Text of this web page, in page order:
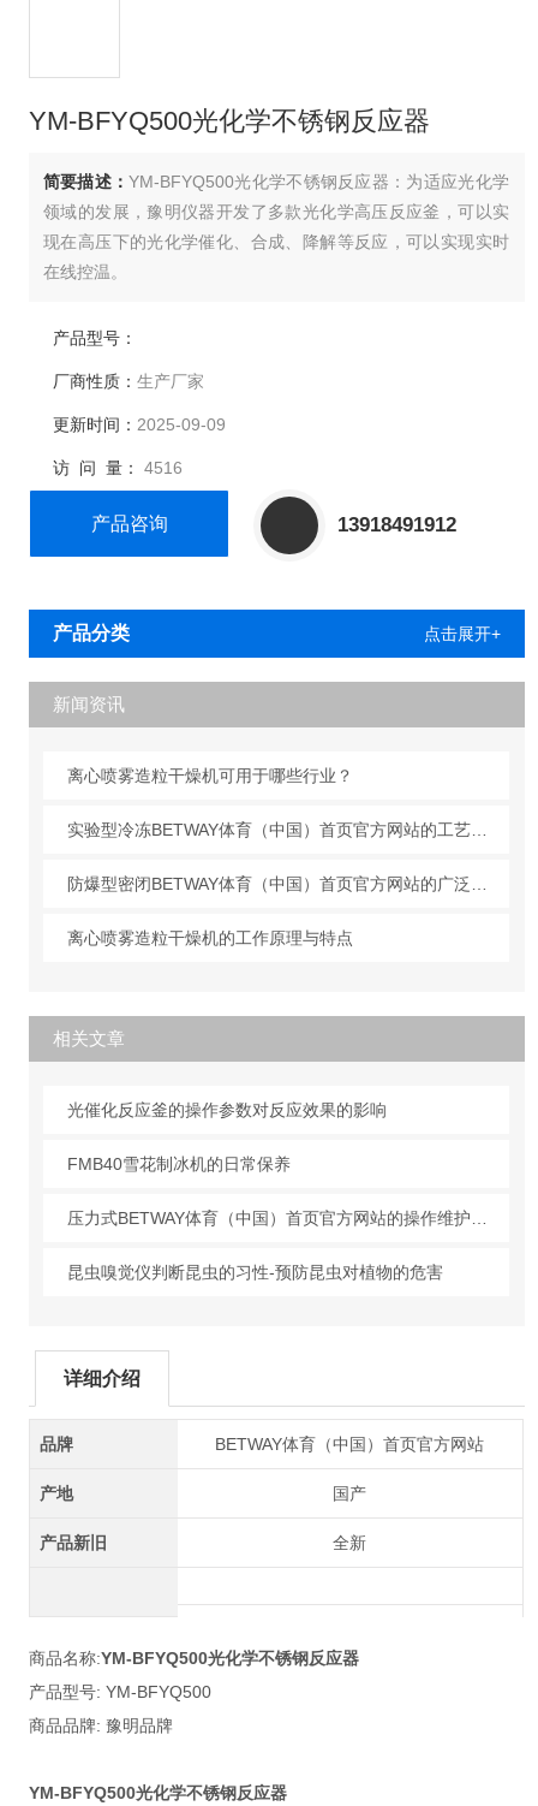
YM-BFYQ500光化学不锈钢反应器
简要描述： YM-BFYQ500光化学不锈钢反应器：为适应光化学
领域的发展，豫明仪器开发了多款光化学高压反应釜，可以实
现在高压下的光化学催化、合成、降解等反应，可以实现实时
在线控温。
产品型号：
厂商性质： 生产厂家
更新时间： 2025-09-09
访 问 量： 4516
产品咨询 13918491912
产品分类 点击展开+
新闻资讯
离心喷雾造粒干燥机可用于哪些行业？
离心喷雾造粒干燥机的工作原理与特点
相关文章
光催化反应釜的操作参数对反应效果的影响
FMB40雪花制冰机的日常保养
昆虫嗅觉仪判断昆虫的习性-预防昆虫对植物的危害
详细介绍
品牌 BETWAY体育（中国）首页官方网站
产地 国产
产品新旧 全新
商品名称:YM-BFYQ500光化学不锈钢反应器
产品型号: YM-BFYQ500
商品品牌: 豫明品牌
YM-BFYQ500光化学不锈钢反应器